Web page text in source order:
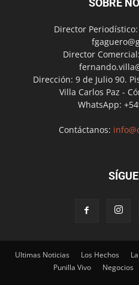
SOBRE
Director
Director
Dirección: 9 de Julio 90.
Villa Carlos Paz -
WhatsApp:
Contáctanos:
Ultimas Noticias Los Hechos
Punilla Vivo
Negocios